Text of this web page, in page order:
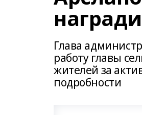
Глава
работу главы
жителей за
подробности